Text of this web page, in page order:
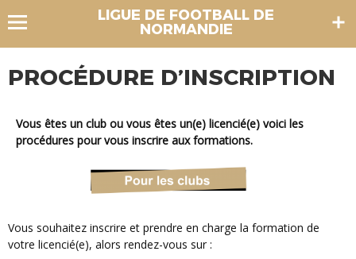
LIGUE DE FOOTBALL DE
NORMANDIE
PROCÉDURE D’INSCRIPTION
Vous êtes un club ou vous êtes un(e) licencié(e) voici les
procédures pour vous inscrire aux formations.
Vous souhaitez inscrire et prendre en charge la formation de
votre licencié(e), alors rendez-vous sur :